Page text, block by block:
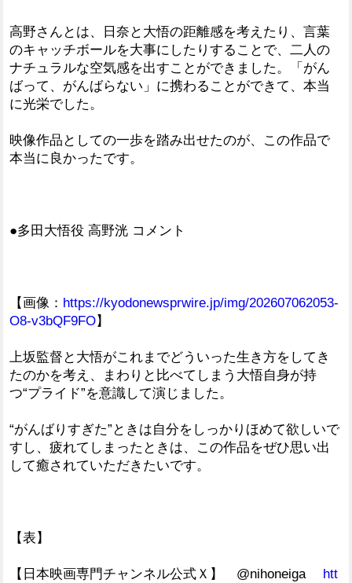
高野さんとは、日奈と大悟の距離感を考えたり、言葉
のキャッチボールを大事にしたりすることで、二人の
ナチュラルな空気感を出すことができました。「がん
ばって、がんばらない」に携わることができて、本当
に光栄でした。
映像作品としての一歩を踏み出せたのが、この作品で
本当に良かったです。
●多田大悟役 高野洸 コメント
【画像： https://kyodonewsprwire.jp/img/202607062053-
O8-v3bQF9FO】
上坂監督と大悟がこれまでどういった生き方をしてき
たのかを考え、まわりと比べてしまう大悟自身が持
つ“プライド”を意識して演じました。
“がんばりすぎた”ときは自分をしっかりほめて欲しいで
すし、疲れてしまったときは、この作品をぜひ思い出
して癒されていただきたいです。
【表】
【日本映画専門チャンネル公式Ｘ】 @nihoneiga htt